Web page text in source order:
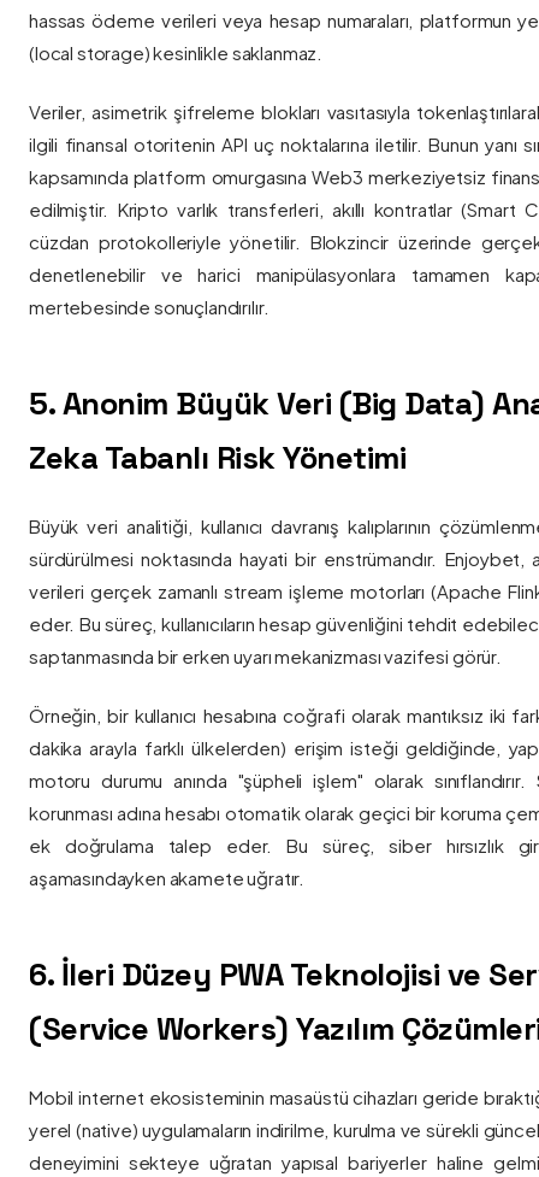
hassas ödeme verileri veya hesap numaraları, platformun
(local storage) kesinlikle saklanmaz.
Veriler, asimetrik şifreleme blokları vasıtasıyla
ilgili finansal otoritenin API uç noktalarına iletilir. Bunun yanı
kapsamında platform omurgasına Web3 merkeziyetsiz
edilmiştir. Kripto varlık transferleri, akıllı kontratlar (Smart
cüzdan protokolleriyle yönetilir. Blokzincir üzerinde
denetlenebilir ve harici manipülasyonlara tamamen
mertebesinde sonuçlandırılır.
5. Anonim Büyük Veri (Big Data)
Zeka Tabanlı Risk Yönetimi
Büyük veri analitiği, kullanıcı davranış kalıplarının
sürdürülmesi noktasında hayati bir enstrümandır. Enjoybet,
verileri gerçek zamanlı stream işleme motorları (Apache Flink
eder. Bu süreç, kullanıcıların hesap güvenliğini tehdit
saptanmasında bir erken uyarı mekanizması vazifesi görür.
Örneğin, bir kullanıcı hesabına coğrafi olarak mantıksız iki
dakika arayla farklı ülkelerden) erişim isteği geldiğinde,
motoru durumu anında "şüpheli işlem" olarak sınıflandırır.
korunması adına hesabı otomatik olarak geçici bir koruma
ek doğrulama talep eder. Bu süreç, siber hırsızlık
aşamasındayken akamete uğratır.
6. İleri Düzey PWA Teknolojisi ve
(Service Workers) Yazılım
Mobil internet ekosisteminin masaüstü cihazları geride
yerel (native) uygulamaların indirilme, kurulma ve sürekli
deneyimini sekteye uğratan yapısal bariyerler haline